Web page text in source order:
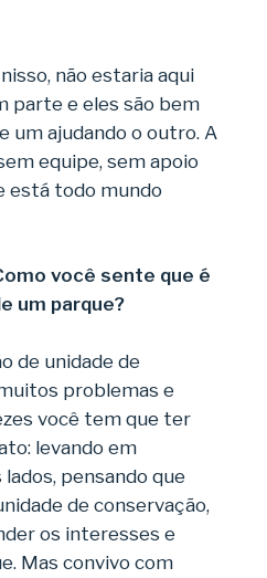
não estaria aqui
parte e eles são bem
um ajudando o outro. A
equipe, sem apoio
está todo mundo
você sente que é
um parque?
de unidade de
problemas e
você tem que ter
levando em
pensando que
de conservação,
os interesses e
Mas convivo com